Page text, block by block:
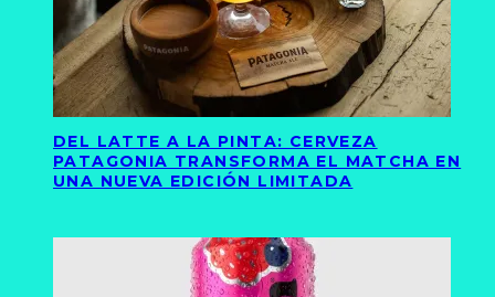
DEL LATTE A LA PINTA: CERVEZA
PATAGONIA TRANSFORMA EL MATCHA EN
UNA NUEVA EDICIÓN LIMITADA